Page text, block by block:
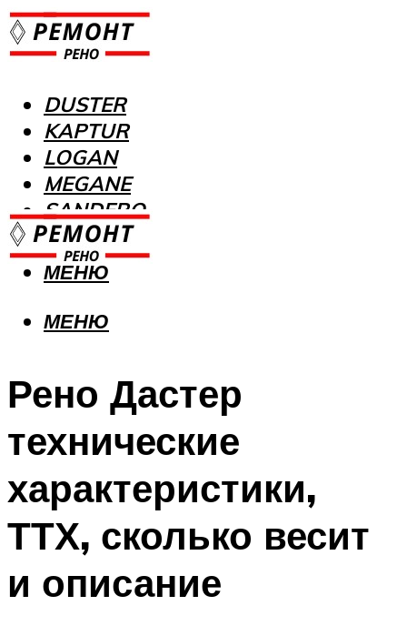
DUSTER
KAPTUR
LOGAN
MEGANE
SANDERO
МЕНЮ
МЕНЮ
Рено Дастер
технические
характеристики,
ТТХ, сколько весит
и описание